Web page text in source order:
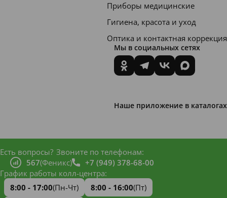
Приборы медицинские
Гигиена, красота и уход
Оптика и контактная коррекция
Мы в социальных сетях
Наше приложение в каталогах
Есть вопросы? Звоните по телефонам:
567(Феникс)
+7 (949) 378-68-00
График работы колл-центра:
8:00 - 17:00(Пн-Чт) 8:00 - 16:00(Пт)